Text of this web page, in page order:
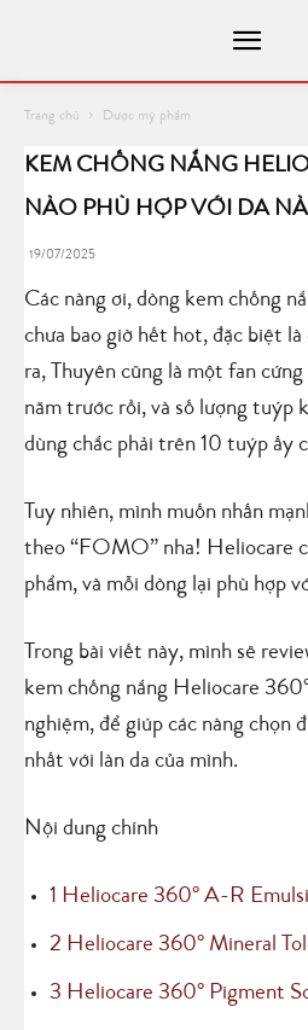
Trang chủ Dược mỹ phẩm
KEM CHỐNG NẮNG
NÀO PHÙ HỢP VỚI DA
19/07/2025
Các nàng ơi, dòng kem chống
chưa bao giờ hết hot, đặc biệt
ra, Thuyên cũng là một fan
năm trước rồi, và số lượng tuýp
dùng chắc phải trên 10 tuýp ấy
Tuy nhiên, mình muốn nhấn
theo “FOMO” nha! Heliocare
phẩm, và mỗi dòng lại phù hợp
Trong bài viết này, mình sẽ
kem chống nắng Heliocare
nghiệm, để giúp các nàng chọn
nhất với làn da của mình.
Nội dung chính
1 Heliocare 360° A-R
2 Heliocare 360° Mineral
3 Heliocare 360° Pigment